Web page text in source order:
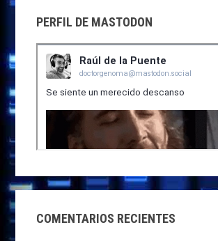
PERFIL DE MASTODON
COMENTARIOS RECIENTES